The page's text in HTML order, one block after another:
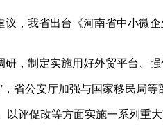
我省出台《河南省中小微
制定实施用好外贸平台、强
公安厅加强与国家移民局等
促改等方面实施一系列重大